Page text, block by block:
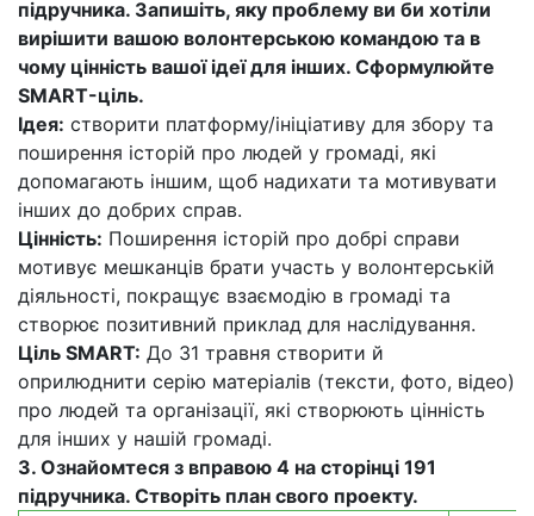
підручника. Запишіть, яку проблему ви би хотіли
вирішити вашою волонтерською командою та в
чому цінність вашої ідеї для інших. Сформулюйте
SMART-ціль.
Ідея: створити платформу/ініціативу для збору та
поширення історій про людей у громаді, які
допомагають іншим, щоб надихати та мотивувати
інших до добрих справ.
Цінність: Поширення історій про добрі справи
мотивує мешканців брати участь у волонтерській
діяльності, покращує взаємодію в громаді та
створює позитивний приклад для наслідування.
Ціль SMART: До 31 травня створити й
оприлюднити серію матеріалів (тексти, фото, відео)
про людей та організації, які створюють цінність
для інших у нашій громаді.
3. Ознайомтеся з вправою 4 на сторінці 191
підручника. Створіть план свого проекту.